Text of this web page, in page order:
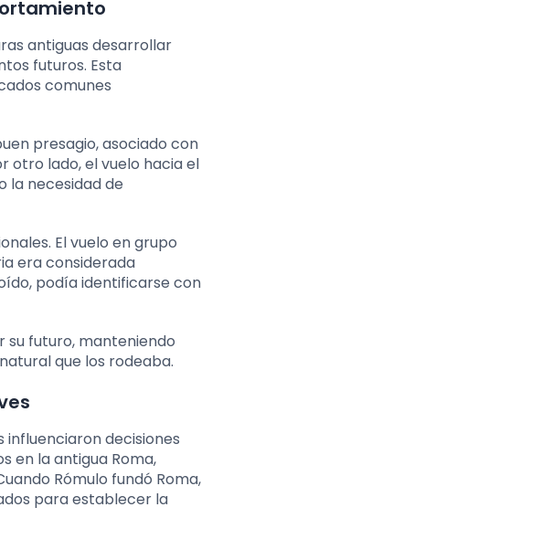
antiguas desarrollar
futuros. Esta
comunes
presagio, asociado con
otro lado, el vuelo hacia el
la necesidad de
El vuelo en grupo
era considerada
podía identificarse con
su futuro, manteniendo
que los rodeaba.
influenciaron decisiones
en la antigua Roma,
Rómulo fundó Roma,
para establecer la